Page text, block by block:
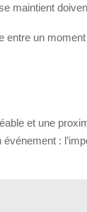
maintient
entre un
et une
: